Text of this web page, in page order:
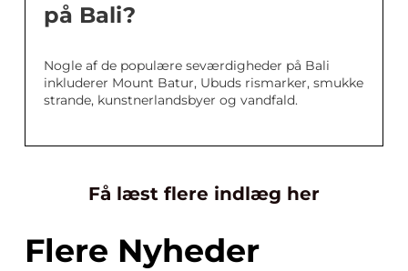
på Bali?
Nogle af de populære seværdigheder på Bali
inkluderer Mount Batur, Ubuds rismarker, smukke
strande, kunstnerlandsbyer og vandfald.
Få læst flere indlæg her
Flere Nyheder